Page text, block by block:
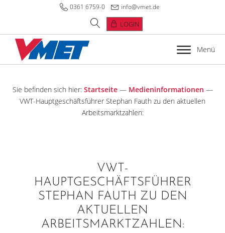
0361 6759-0 info@vmet.de
LOGIN
Menü
Sie befinden sich hier: Startseite— Medieninformationen —
VWT-Hauptgeschäftsführer Stephan Fauth zu den aktuellen
Arbeitsmarktzahlen:
VWT-
HAUPTGESCHÄFTSFÜHRER
STEPHAN FAUTH ZU DEN
AKTUELLEN
ARBEITSMARKTZAHLEN: